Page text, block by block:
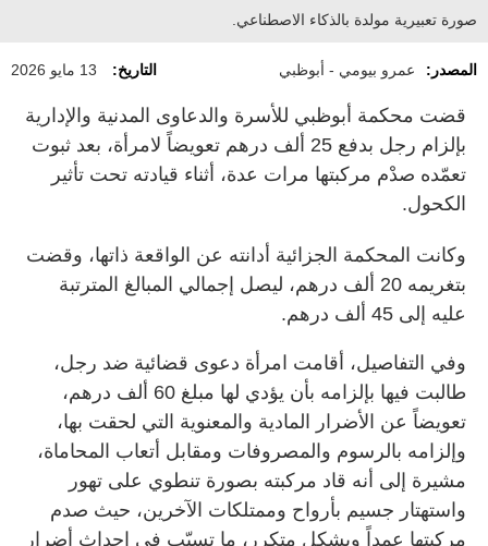
صورة تعبيرية مولدة بالذكاء الاصطناعي.
المصدر: عمرو بيومي - أبوظبي التاريخ: 13 مايو 2026
قضت محكمة أبوظبي للأسرة والدعاوى المدنية والإدارية
بإلزام رجل بدفع 25 ألف درهم تعويضاً لامرأة، بعد ثبوت
تعمّده صدْم مركبتها مرات عدة، أثناء قيادته تحت تأثير
الكحول.
وكانت المحكمة الجزائية أدانته عن الواقعة ذاتها، وقضت
بتغريمه 20 ألف درهم، ليصل إجمالي المبالغ المترتبة
عليه إلى 45 ألف درهم.
وفي التفاصيل، أقامت امرأة دعوى قضائية ضد رجل،
طالبت فيها بإلزامه بأن يؤدي لها مبلغ 60 ألف درهم،
تعويضاً عن الأضرار المادية والمعنوية التي لحقت بها،
وإلزامه بالرسوم والمصروفات ومقابل أتعاب المحاماة،
مشيرة إلى أنه قاد مركبته بصورة تنطوي على تهور
واستهتار جسيم بأرواح وممتلكات الآخرين، حيث صدم
مركبتها عمداً وبشكل متكرر، ما تسبّب في إحداث أضرار